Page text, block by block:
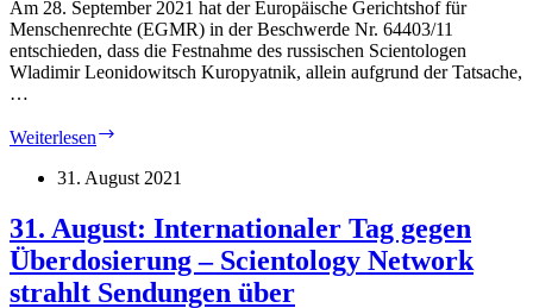
Am 28. September 2021 hat der Europäische Gerichtshof für
Menschenrechte (EGMR) in der Beschwerde Nr. 64403/11
entschieden, dass die Festnahme des russischen Scientologen
Wladimir Leonidowitsch Kuropyatnik, allein aufgrund der Tatsache,
…
Weiterlesen
eines
war
rechtswidrig
–
Kuropyatnik
v.
31. August 2021
31. August: Internationaler Tag gegen
Überdosierung – Scientology Network
strahlt Sendungen über